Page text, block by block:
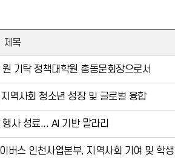
제목
기탁 정책대학원 총동문회장으로서
역사회 청소년 성장 및 글로벌 융합
사 성료... AI 기반 말라리
버스 인천사업본부, 지역사회 기여 및 학생